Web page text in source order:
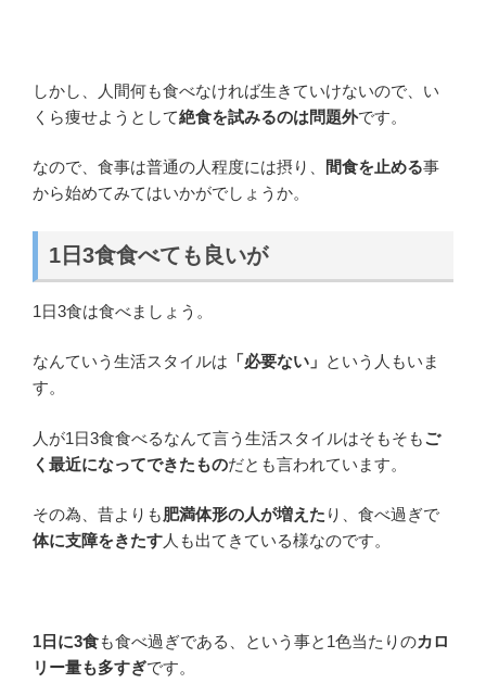
しかし、人間何も食べなければ生きていけないので、い
くら痩せようとして絶食を試みるのは問題外です。
なので、食事は普通の人程度には摂り、 間食を止める事
から始めてみてはいかがでしょうか。
1日3食食べても良いが
1日3食は食べましょう。
なんていう生活スタイルは 「必要ない」 という人もいま
す。
人が1日3食食べるなんて言う生活スタイルはそもそもご
く最近になってできたものだとも言われています。
その為、昔よりも肥満体形の人が増えた り、食べ過ぎで
体に支障をきたす人も出てきている様なのです。
1日に3食も食べ過ぎである、という事と1色当たりのカロ
リー量も多すぎです。